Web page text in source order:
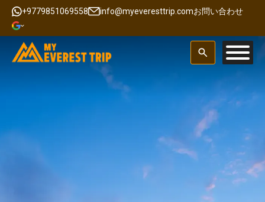
+9779851069558 info@myeveresttrip.comお問い合わせ